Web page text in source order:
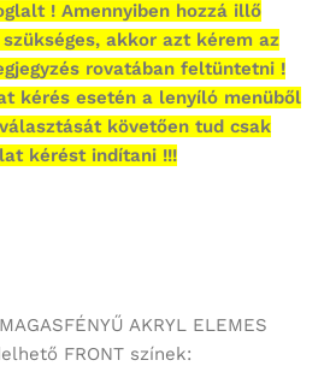
! Amennyiben hozzá illő
akkor azt kérem az
rovatában feltüntetni !
kérés esetén a lenyíló menüből
követően tud csak
kérést indítani !!!
AKRYL ELEMES
FRONT színek: